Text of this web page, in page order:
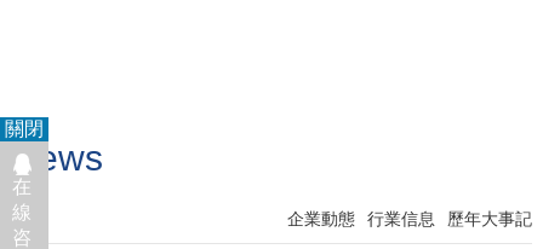
News
企業動態 行業信息 歷年大事記
在
線
咨
關閉